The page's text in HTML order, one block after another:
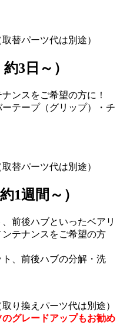
替パーツ代は別途）
3日～）
ンスをご希望の方に！
テープ（グリップ）・チ
替パーツ代は別途）
1週間～）
前後ハブといったベアリ
テナンスをご希望の方
、前後ハブの分解・洗
り換えパーツ代は別途）
グレードアップもお勧め